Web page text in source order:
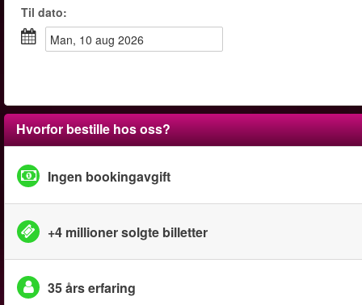
Til dato:
man, 10 aug 2026
Hvorfor bestille hos oss?
Ingen bookingavgift
+4 millioner solgte billetter
35 års erfaring